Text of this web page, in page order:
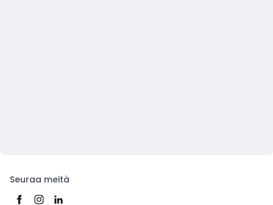
Seuraa meitä